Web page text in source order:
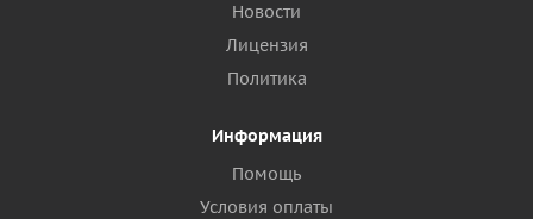
Новости
Лицензия
Политика
Информация
Помощь
Условия оплаты